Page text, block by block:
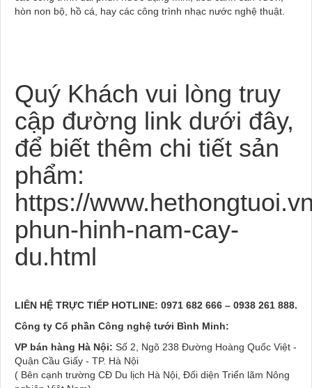
hòn non bộ, hồ cá, hay các công trình nhạc nước nghệ thuật.
Quý Khách vui lòng truy
cập đường link dưới đây,
để biết thêm chi tiết sản
phẩm:
https://
phun-hinh-nam-cay-
du.html
LIÊN HỆ TRỰC TIẾP HOTLINE: 0971 682 666 – 0938 261 888.
Công ty Cổ phần Công nghệ tưới Bình Minh:
VP bán hàng Hà Nội: Số 2, Ngõ 238 Đường Hoàng Quốc Việt -
Quận Cầu Giấy - TP. Hà Nội
( Bên cạnh trường CĐ Du lịch Hà Nội, Đối diện Triển lãm Nông